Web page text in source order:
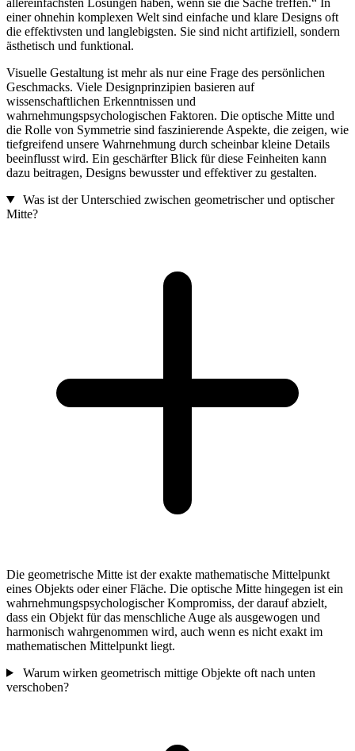
einer ohnehin komplexen Welt sind einfache und klare Designs oft
die effektivsten und langlebigsten. Sie sind nicht artifiziell, sondern
ästhetisch und funktional.
Visuelle Gestaltung ist mehr als nur eine Frage des persönlichen
Geschmacks. Viele Designprinzipien basieren auf
wissenschaftlichen Erkenntnissen und
wahrnehmungspsychologischen Faktoren. Die optische Mitte und
die Rolle von Symmetrie sind faszinierende Aspekte, die zeigen, wie
tiefgreifend unsere Wahrnehmung durch scheinbar kleine Details
beeinflusst wird. Ein geschärfter Blick für diese Feinheiten kann
dazu beitragen, Designs bewusster und effektiver zu gestalten.
Was ist der Unterschied zwischen geometrischer und optischer
Mitte?
Die geometrische Mitte ist der exakte mathematische Mittelpunkt
eines Objekts oder einer Fläche. Die optische Mitte hingegen ist ein
wahrnehmungspsychologischer Kompromiss, der darauf abzielt,
dass ein Objekt für das menschliche Auge als ausgewogen und
harmonisch wahrgenommen wird, auch wenn es nicht exakt im
mathematischen Mittelpunkt liegt.
Warum wirken geometrisch mittige Objekte oft nach unten
verschoben?